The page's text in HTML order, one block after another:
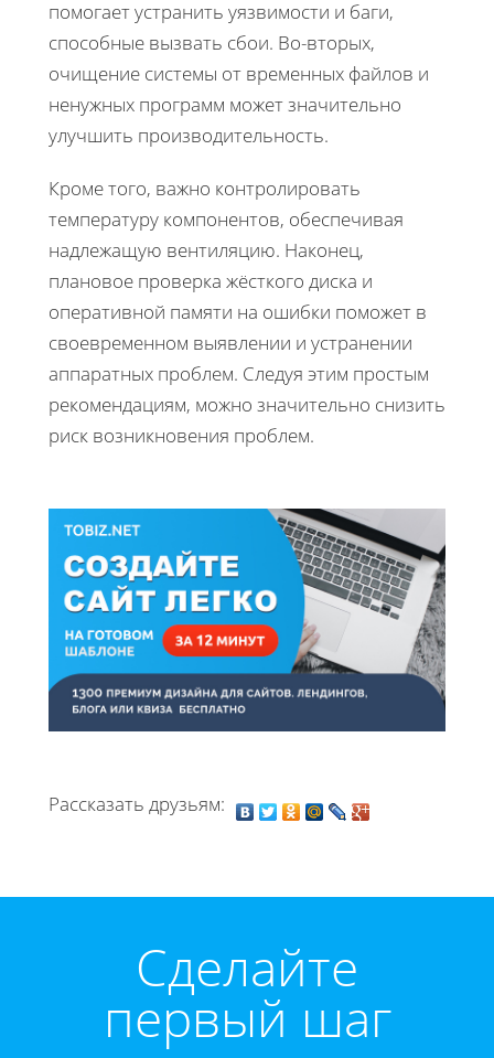
помогает устранить уязвимости и баги,
способные вызвать сбои. Во-вторых,
очищение системы от временных файлов и
ненужных программ может значительно
улучшить производительность.
Кроме того, важно контролировать
температуру компонентов, обеспечивая
надлежащую вентиляцию. Наконец,
плановое проверка жёсткого диска и
оперативной памяти на ошибки поможет в
своевременном выявлении и устранении
аппаратных проблем. Следуя этим простым
рекомендациям, можно значительно снизить
риск возникновения проблем.
Рассказать друзьям:
Cделайте
первый шаг